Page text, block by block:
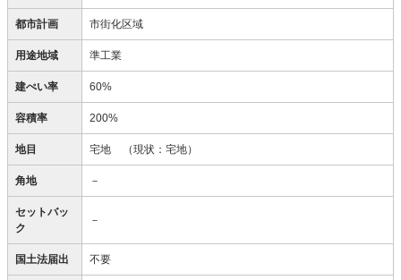
都市計画 市街化区域
用途地域 準工業
建ぺい率 60%
容積率 200%
地目 宅地 （現状：宅地）
角地 －
セットバッ
ク
－
国土法届出 不要